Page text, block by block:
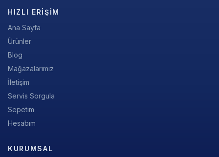
HIZLI ERIŞIM
Ana Sayfa
Ürünler
Blog
Mağazalarımız
İletişim
Servis Sorgula
Sepetim
Hesabım
KURUMSAL